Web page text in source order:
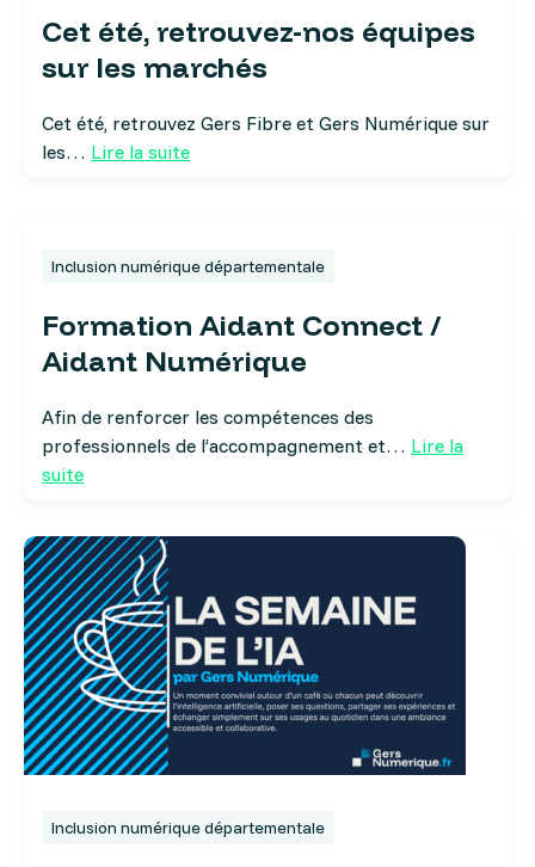
Cet été, retrouvez-nos équipes
sur les marchés
Cet été, retrouvez Gers Fibre et Gers Numérique sur
les… Lire la suite
Inclusion numérique départementale
Formation Aidant Connect /
Aidant Numérique
Afin de renforcer les compétences des
professionnels de l’accompagnement et… Lire la
suite
Inclusion numérique départementale